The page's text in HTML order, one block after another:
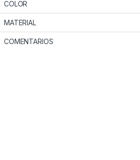
COLOR
MATERIAL
COMENTARIOS